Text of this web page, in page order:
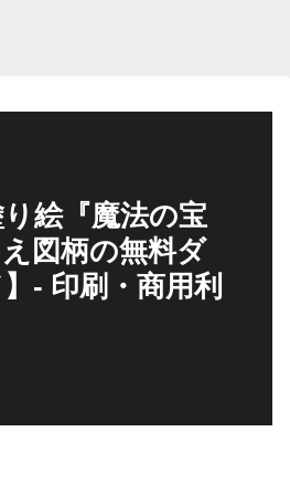
絵『魔法の宝
図柄の無料ダ
- 印刷・商用利